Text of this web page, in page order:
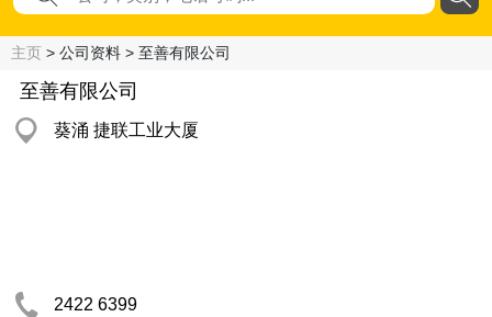
主页 > 公司资料 > 至善有限公司
至善有限公司
葵涌 捷联工业大厦
2422 6399